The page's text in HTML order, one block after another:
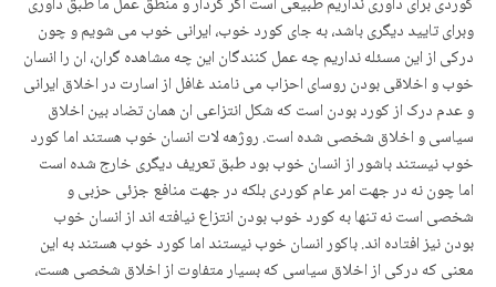
وبرای تایید دیگری باشد، به جای کورد خوب، ایرانی خوب می شویم و چون
درکی از این مسئله نداریم چه عمل کنندگان این چه مشاهده گران، ان را انسان
خوب و اخلاقی بودن روسای احزاب می نامند غافل از اسارت در اخلاق ایرانی
و عدم درک از کورد بودن است که شکل انتزاعی ان همان تضاد بین اخلاق
سیاسی و اخلاق شخصی شده است. روژهه لات انسان خوب هستند اما کورد
خوب نیستند باشور از انسان خوب بود طبق تعریف دیگری خارج شده است
اما چون نه در جهت امر عام کوردی بلکه در جهت منافع جزئی حزبی و
شخصی است نه تنها به کورد خوب بودن انتزاع نیافته اند از انسان خوب
بودن نیز افتاده اند. باکور انسان خوب نیستند اما کورد خوب هستند به این
معنی که درکی از اخلاق سیاسی که بسیار متفاوت از اخلاق شخصی هست،